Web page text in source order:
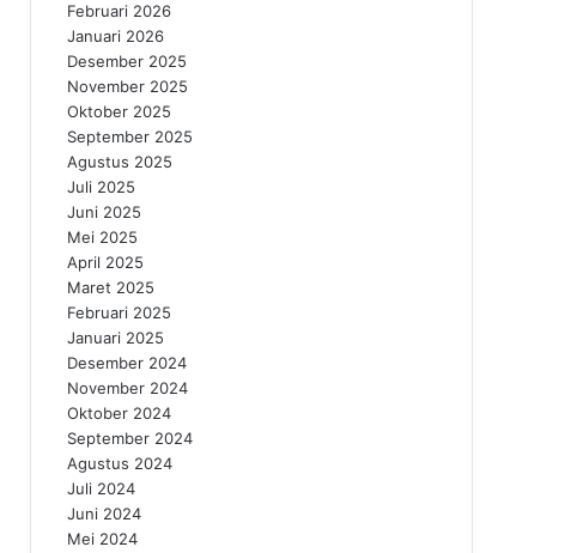
Februari 2026
Januari 2026
Desember 2025
November 2025
Oktober 2025
September 2025
Agustus 2025
Juli 2025
Juni 2025
Mei 2025
April 2025
Maret 2025
Februari 2025
Januari 2025
Desember 2024
November 2024
Oktober 2024
September 2024
Agustus 2024
Juli 2024
Juni 2024
Mei 2024